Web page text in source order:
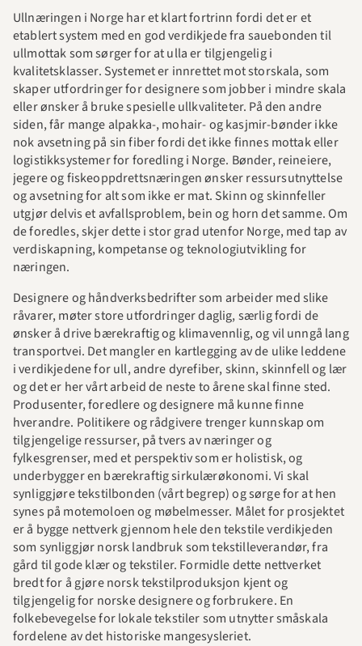
Ullnæringen i Norge har et klart fortrinn fordi det er et
etablert system med en god verdikjede fra sauebonden til
ullmottak som sørger for at ulla er tilgjengelig i
kvalitetsklasser. Systemet er innrettet mot storskala, som
skaper utfordringer for designere som jobber i mindre skala
eller ønsker å bruke spesielle ullkvaliteter. På den andre
siden, får mange alpakka-, mohair- og kasjmir-bønder ikke
nok avsetning på sin fiber fordi det ikke finnes mottak eller
logistikksystemer for foredling i Norge. Bønder, reineiere,
jegere og fiskeoppdrettsnæringen ønsker ressursutnyttelse
og avsetning for alt som ikke er mat. Skinn og skinnfeller
utgjør delvis et avfallsproblem, bein og horn det samme. Om
de foredles, skjer dette i stor grad utenfor Norge, med tap av
verdiskapning, kompetanse og teknologiutvikling for
næringen.
Designere og håndverksbedrifter som arbeider med slike
råvarer, møter store utfordringer daglig, særlig fordi de
ønsker å drive bærekraftig og klimavennlig, og vil unngå lang
transportvei. Det mangler en kartlegging av de ulike leddene
i verdikjedene for ull, andre dyrefiber, skinn, skinnfell og lær
og det er her vårt arbeid de neste to årene skal finne sted.
Produsenter, foredlere og designere må kunne finne
hverandre. Politikere og rådgivere trenger kunnskap om
tilgjengelige ressurser, på tvers av næringer og
fylkesgrenser, med et perspektiv som er holistisk, og
underbygger en bærekraftig sirkulærøkonomi. Vi skal
synliggjøre tekstilbonden (vårt begrep) og sørge for at hen
synes på motemoloen og møbelmesser. Målet for prosjektet
er å bygge nettverk gjennom hele den tekstile verdikjeden
som synliggjør norsk landbruk som tekstilleverandør, fra
gård til gode klær og tekstiler. Formidle dette nettverket
bredt for å gjøre norsk tekstilproduksjon kjent og
tilgjengelig for norske designere og forbrukere. En
folkebevegelse for lokale tekstiler som utnytter småskala
fordelene av det historiske mangesysleriet.